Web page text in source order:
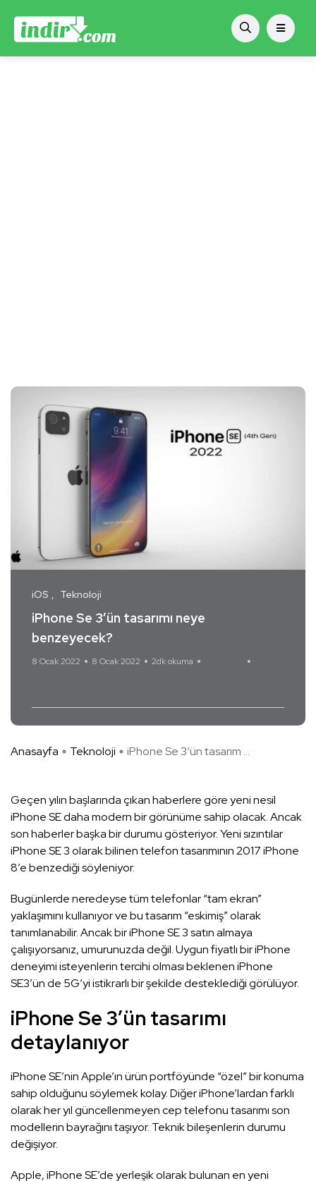
iOS Teknoloji
iPhone Se 3’ün tasarımı neye
benzeyecek?
8 Ocak 2022 8 Ocak 2022 2dk okuma
Anasayfa Teknoloji iPhone Se 3’ün tasarım ...
Geçen yılın başlarında çıkan haberlere göre yeni nesil
iPhone SE daha modern bir görünüme sahip olacak. Ancak
son haberler başka bir durumu gösteriyor. Yeni sızıntılar
iPhone SE 3 olarak bilinen telefon tasarımının 2017 iPhone
8’e benzediği söyleniyor.
Bugünlerde neredeyse tüm telefonlar “tam ekran”
yaklaşımını kullanıyor ve bu tasarım “eskimiş” olarak
tanımlanabilir. Ancak bir iPhone SE 3 satın almaya
çalışıyorsanız, umurunuzda değil. Uygun fiyatlı bir iPhone
deneyimi isteyenlerin tercihi olması beklenen iPhone
SE3’ün de 5G’yi istikrarlı bir şekilde desteklediği görülüyor.
iPhone Se 3’ün tasarımı
detaylanıyor
iPhone SE’nin Apple’ın ürün portföyünde “özel” bir konuma
sahip olduğunu söylemek kolay. Diğer iPhone’lardan farklı
olarak her yıl güncellenmeyen cep telefonu tasarımı son
modellerin bayrağını taşıyor. Teknik bileşenlerin durumu
değişiyor.
Apple, iPhone SE’de yerleşik olarak bulunan en yeni